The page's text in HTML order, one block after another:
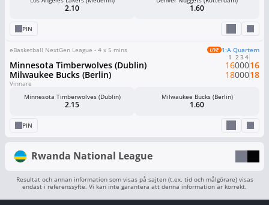
2.10 1.60
PIN
eBasketball NextGen League - 4 x 5 mins 1:a Quartern
Minnesota Timberwolves (Dublin)
Milwaukee Bucks (Berlin)
1
16
18
2
0
0
3
0
0
4
0
0
16
18
Vinnare
Minnesota Timberwolves (Dublin)
2.15
Milwaukee Bucks (Berlin)
1.60
PIN
Rwanda National League
Resultat och annan information som visas på sajten (t.ex. tid och målgörare) visas
endast i referenssyfte. Vi kan inte garantera att denna information är korrekt.